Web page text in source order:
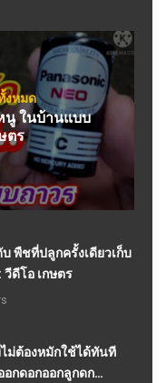
งหมด
นู ในบ้านแบบ
ตร
พืชที่ปลูกครั้งเดียวเก็บ
วีดีโอ เกษตร
ม่ต้องหมักใช้ได้ทันที
อกดอกออกลูกดก